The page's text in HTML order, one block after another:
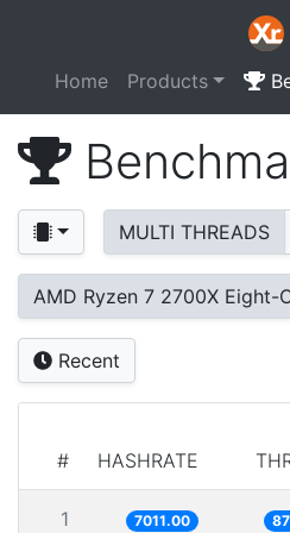
Home Products
MULTI THREADS
AMD Ryzen 7 2700X Eight-
Recent
# HASHRATE
1 7011.00